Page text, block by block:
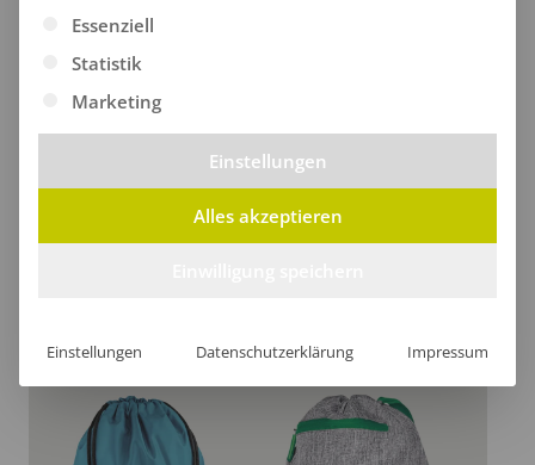
Es folgt eine Liste der Service-Gruppen, für die eine
Essenziell
Statistik
Marketing
Einstellungen
Alles akzeptieren
Einstellungen Datenschutzerklärung Impressum